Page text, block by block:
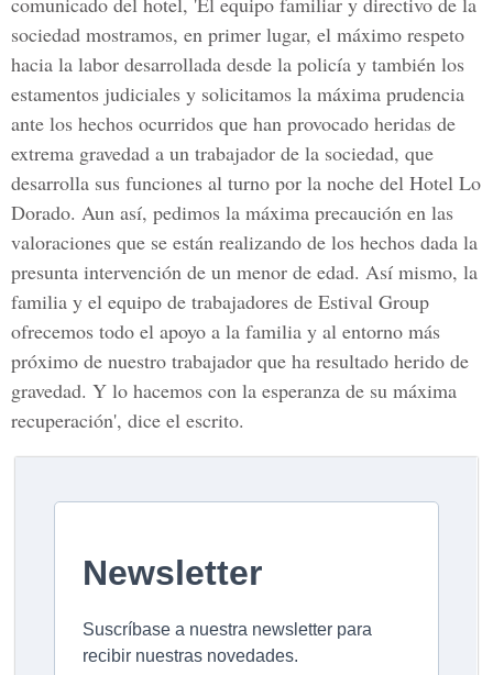
sociedad mostramos, en primer lugar, el máximo respeto
hacia la labor desarrollada desde la policía y también los
estamentos judiciales y solicitamos la máxima prudencia
ante los hechos ocurridos que han provocado heridas de
extrema gravedad a un trabajador de la sociedad, que
desarrolla sus funciones al turno por la noche del Hotel Lo
Dorado. Aun así, pedimos la máxima precaución en las
valoraciones que se están realizando de los hechos dada la
presunta intervención de un menor de edad. Así mismo, la
familia y el equipo de trabajadores de Estival Group
ofrecemos todo el apoyo a la familia y al entorno más
próximo de nuestro trabajador que ha resultado herido de
gravedad. Y lo hacemos con la esperanza de su máxima
recuperación', dice el escrito.